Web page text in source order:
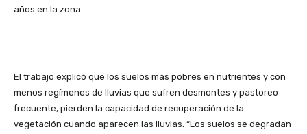
años en la zona.
El trabajo explicó que los suelos más pobres en nutrientes y con
menos regímenes de lluvias que sufren desmontes y pastoreo
frecuente, pierden la capacidad de recuperación de la
vegetación cuando aparecen las lluvias. “Los suelos se degradan